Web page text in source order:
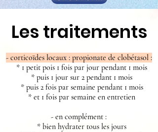
Les traitements
- corticoïdes locaux : propionate de clobétasol :
* 1 petit pois 1 fois par jour pendant 1 mois
* puis 1 jour sur 2 pendant 1 mois
* puis 2 fois par semaine pendant 1 mois
* et 1 fois par semaine en entretien
- en complément :
* bien hydrater tous les jours